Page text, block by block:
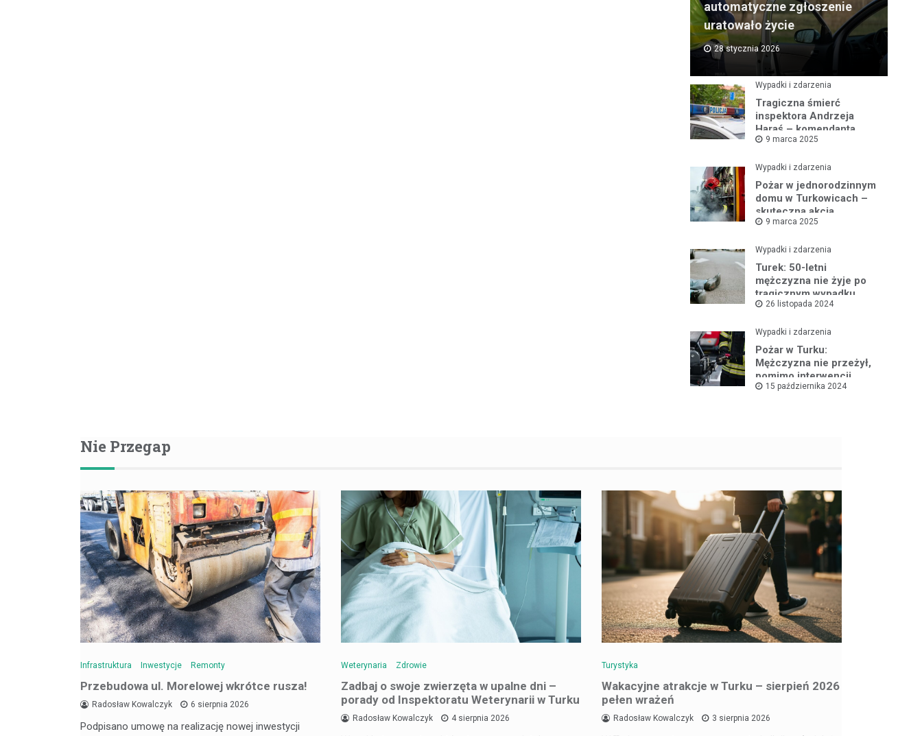
automatyczne zgłoszenie
uratowało życie
28 stycznia 2026
Wypadki i zdarzenia
Tragiczna śmierć
inspektora Andrzeja
Haraś – komendanta
policji w Turku po kolizji z
9 marca 2025
Wypadki i zdarzenia
Pożar w jednorodzinnym
domu w Turkowicach –
skuteczna akcja
strażaków uniemożliwiła
rozprzestrzenianie się
ognia
9 marca 2025
Wypadki i zdarzenia
Turek: 50-letni
mężczyzna nie żyje po
tragicznym wypadku
samochodowym
26 listopada 2024
Wypadki i zdarzenia
Pożar w Turku:
Mężczyzna nie przeżył,
pomimo interwencji
straży pożarnej
15 października 2024
Nie Przegap
Infrastruktura Inwestycje Remonty
Przebudowa ul. Morelowej wkrótce rusza!
Radosław Kowalczyk 6 sierpnia 2026
Podpisano umowę na realizację nowej inwestycji
Weterynaria Zdrowie
Zadbaj o swoje zwierzęta w upalne dni –
porady od Inspektoratu Weterynarii w Turku
Radosław Kowalczyk 4 sierpnia 2026
Turystyka
Wakacyjne atrakcje w Turku – sierpień 2026
pełen wrażeń
Radosław Kowalczyk 3 sierpnia 2026